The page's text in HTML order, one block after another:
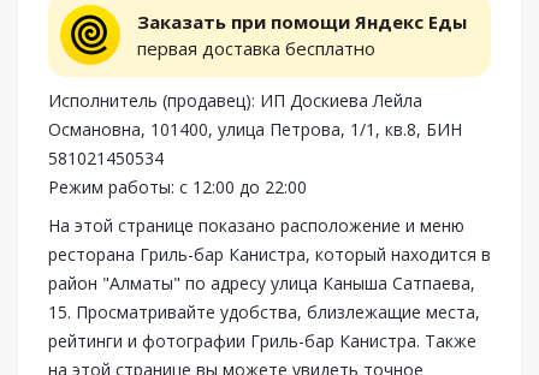
Заказать при помощи Яндекс Еды
первая доставка бесплатно
Исполнитель (продавец): ИП Доскиева Лейла
Османовна, 101400, улица Петрова, 1/1, кв.8, БИН
581021450534
Режим работы: с 12:00 до 22:00
На этой странице показано расположение и меню
ресторана Гриль-бар Канистра, который находится в
район "Алматы" по адресу улица Каныша Сатпаева,
15. Просматривайте удобства, близлежащие места,
рейтинги и фотографии Гриль-бар Канистра. Также
на этой странице вы можете увидеть точное